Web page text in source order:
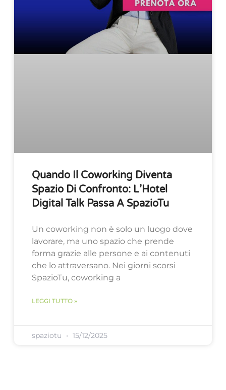
Quando Il Coworking Diventa
Spazio Di Confronto: L’Hotel
Digital Talk Passa A SpazioTu
Un coworking non è solo un luogo dove
lavorare, ma uno spazio che prende
forma grazie alle persone e ai contenuti
che lo attraversano. Nei giorni scorsi
SpazioTu, coworking a
LEGGI TUTTO »
spaziotu 15/12/2025